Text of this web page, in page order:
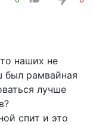
наших не
был рамвайная
лучше
спит и это